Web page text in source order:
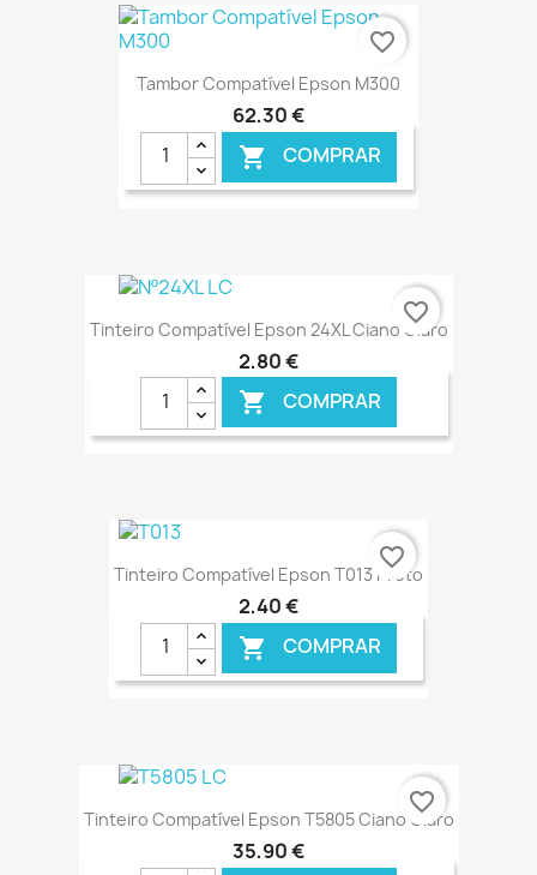
€ ONLINE
Tambor Compatível Epson M300
62,30 €
 COMPRAR
favorite_border
Tinteiro Compatível Epson 24XL Ciano Claro
2,80 €
 COMPRAR
€ ONLINE
favorite_border
Tinteiro Compatível Epson T013 Preto
2,40 €
 COMPRAR
€ ONLINE
favorite_border
Tinteiro Compatível Epson T5805 Ciano Claro
35,90 €
favorite_border